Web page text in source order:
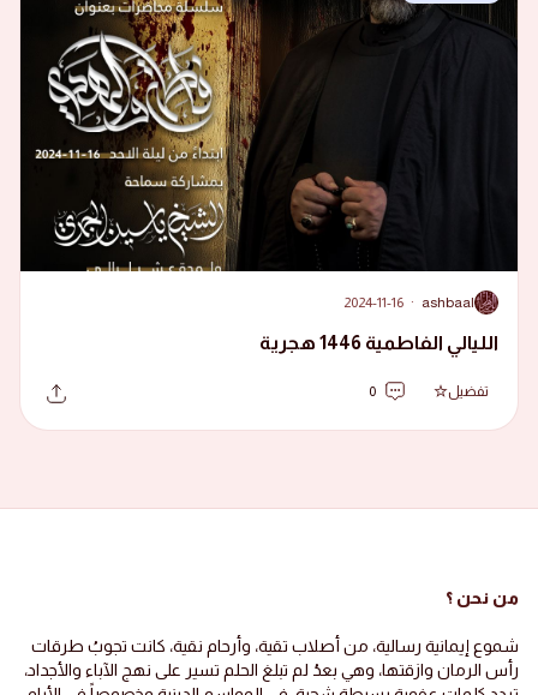
A
ashbaal
·
2024-11-16
الليالي الفاطمية 1446 هجرية
تفضيل 0
من نحن ؟
شموع إيمانية رسالية، من أصلاب تقية، وأرحام نقية، كانت تجوبُ طرقات
رأس الرمان وازقتها، وهي بعدُ لم تبلغ الحلم تسير على نهج الآباء والأجداد،